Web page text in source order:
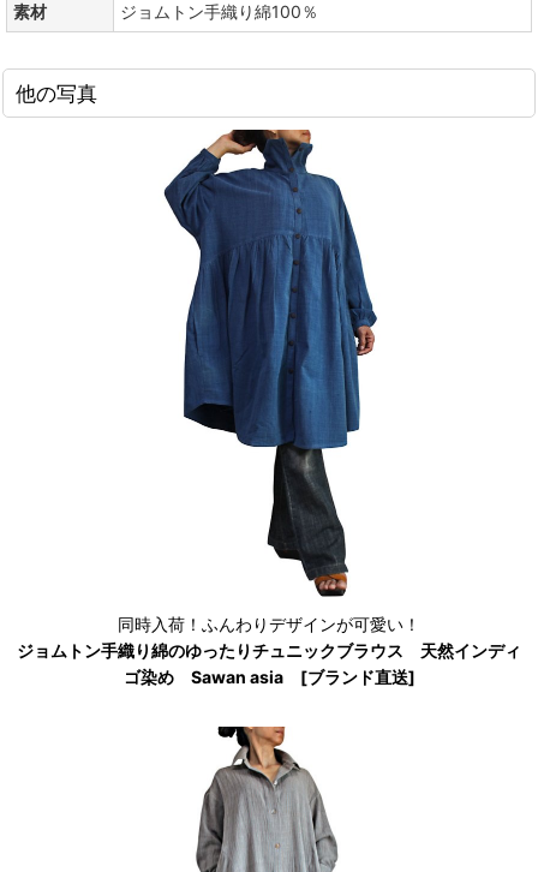
素材
ジョムトン手織り綿100％
他の写真
同時入荷！ふんわりデザインが可愛い！
ジョムトン手織り綿のゆったりチュニックブラウス 天然インディ
ゴ染め Sawan asia [ブランド直送]